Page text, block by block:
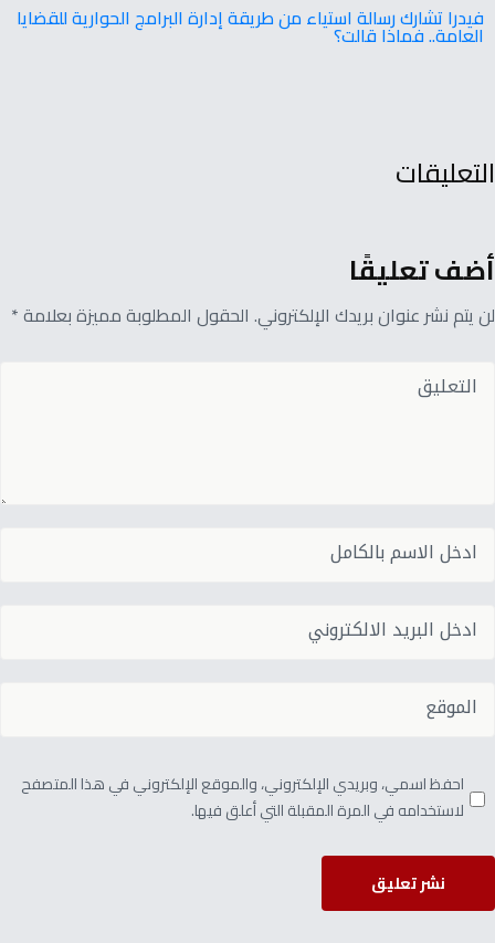
فيدرا تشارك رسالة استياء من طريقة إدارة البرامج الحوارية للقضايا
العامة.. فماذا قالت؟
التعليقات
أضف تعليقًا
لن يتم نشر عنوان بريدك الإلكتروني. الحقول المطلوبة مميزة بعلامة *
احفظ اسمي، وبريدي الإلكتروني، والموقع الإلكتروني في هذا المتصفح
لاستخدامه في المرة المقبلة التي أعلق فيها.
نشر تعليق